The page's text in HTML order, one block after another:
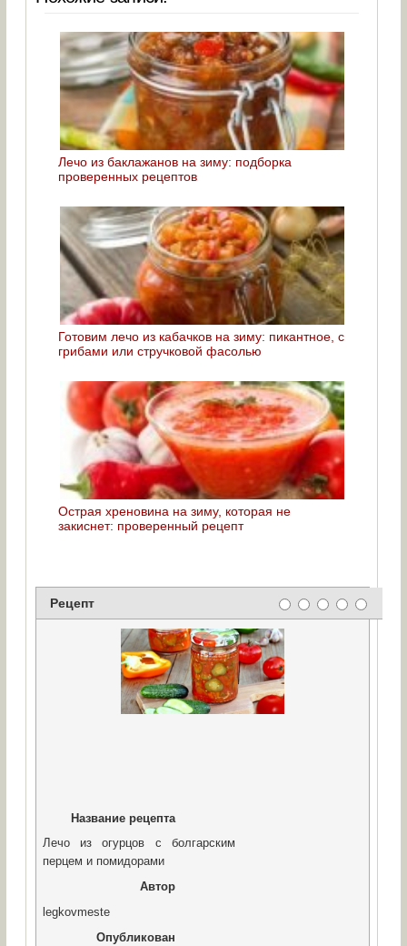
Лечо из баклажанов на зиму: подборка
проверенных рецептов
Готовим лечо из кабачков на зиму: пикантное, с
грибами или стручковой фасолью
Острая хреновина на зиму, которая не
закиснет: проверенный рецепт
Рецепт
Название рецепта
Лечо из огурцов с болгарским
перцем и помидорами
Автор
legkovmeste
Опубликован